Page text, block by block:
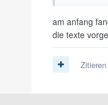
am anfang
die texte
Zitieren